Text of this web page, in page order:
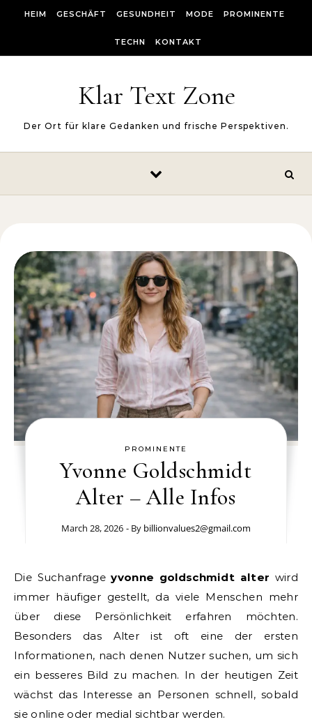
HEIM GESCHÄFT GESUNDHEIT MODE PROMINENTE
TECHN KONTAKT
Klar Text Zone
Der Ort für klare Gedanken und frische Perspektiven.
PROMINENTE
Yvonne Goldschmidt
Alter – Alle Infos
March 28, 2026 - By billionvalues2@gmail.com
Die Suchanfrageyvonne goldschmidt alter wird
immer häufiger gestellt, da viele Menschen mehr
über diese Persönlichkeit erfahren möchten.
Besonders das Alter ist oft eine der ersten
Informationen, nach denen Nutzer suchen, um sich
ein besseres Bild zu machen. In der heutigen Zeit
wächst das Interesse an Personen schnell, sobald
sie online oder medial sichtbar werden.